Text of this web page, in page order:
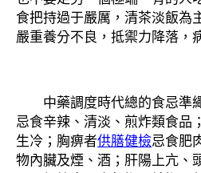
食把持過于嚴厲，清茶淡飯為
嚴重養分不良，抵禦力降落，
中藥調度時代總的食忌準
忌食辛辣、清淡、煎炸類食品
生冷；胸痹者供膳健檢忌食肥
物內臟及煙、酒；肝陽上亢、